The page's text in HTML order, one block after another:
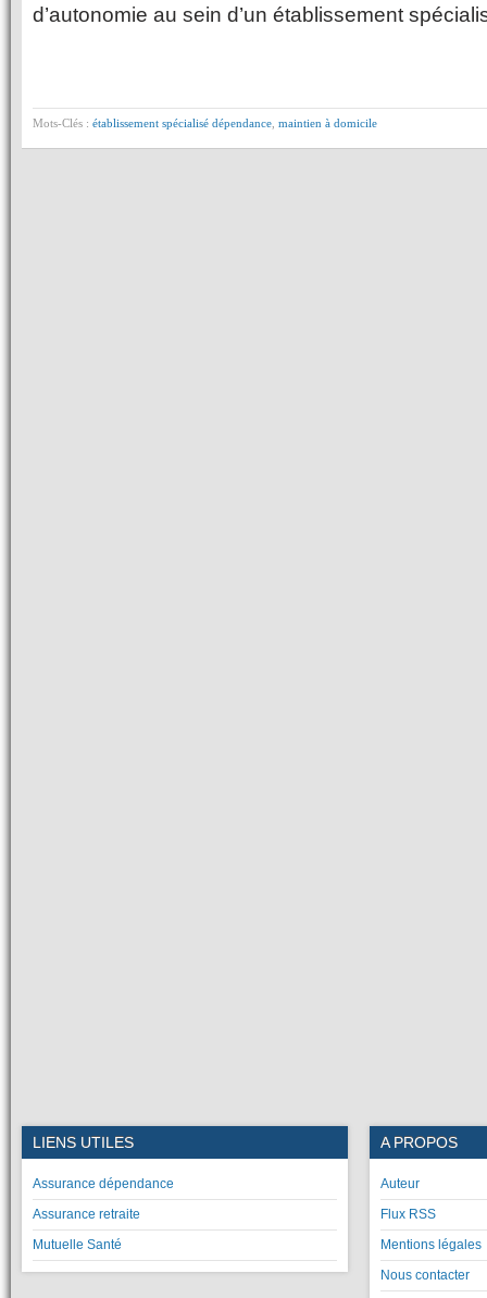
d’autonomie au sein d’un établissement
Mots-Clés : établissement spécialisé dépendance maintien à domicile
LIENS UTILES
Assurance dépendance
Assurance retraite
Mutuelle Santé
A PROPOS
Auteur
Flux RSS
Mentions légales
Nous contacter